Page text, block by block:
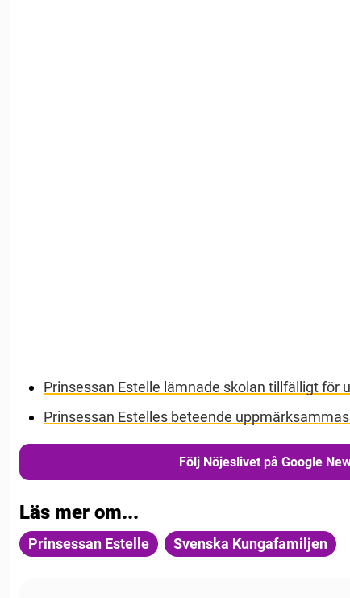
Prinsessan Estelle lämnade skolan tillfälligt för
Prinsessan Estelles beteende
Följ Nöjeslivet på Google
Läs mer om...
Prinsessan Estelle Svenska Kungafamiljen